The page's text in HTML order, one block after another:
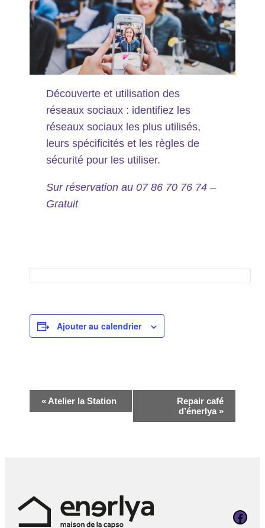
Découverte et utilisation des
réseaux sociaux : identifiez les
réseaux sociaux les plus utilisés,
leurs spécificités et les règles de
sécurité pour les utiliser.
Sur réservation au 07 86 70 76 74 –
Gratuit
Ajouter au calendrier
Navigation
Évènement
« Atelier la Station
Repair café
d’énerlya »
Page